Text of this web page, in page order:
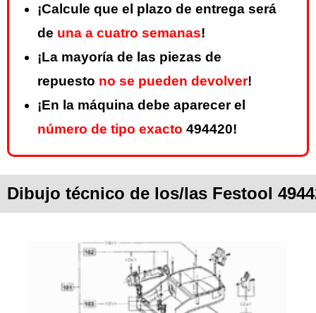
¡Calcule que el plazo de entrega será
de una a cuatro semanas!
¡La mayoría de las piezas de
repuesto no se pueden devolver!
¡En la máquina debe aparecer el
número de tipo exacto 494420!
Dibujo técnico de los/las Festool